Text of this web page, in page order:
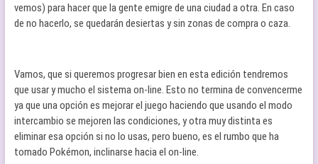
vemos) para hacer que la gente emigre de una ciudad a otra. En caso
de no hacerlo, se quedarán desiertas y sin zonas de compra o caza.
Vamos, que si queremos progresar bien en esta edición tendremos
que usar y mucho el sistema on-line. Esto no termina de convencerme
ya que una opción es mejorar el juego haciendo que usando el modo
intercambio se mejoren las condiciones, y otra muy distinta es
eliminar esa opción si no lo usas, pero bueno, es el rumbo que ha
tomado Pokémon, inclinarse hacia el on-line.